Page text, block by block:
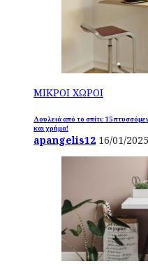
ΜΙΚΡΟΙ ΧΩΡΟΙ
Δουλειά από το σπίτι: 15
και χρήμα!
apangelis12 16/01/2025